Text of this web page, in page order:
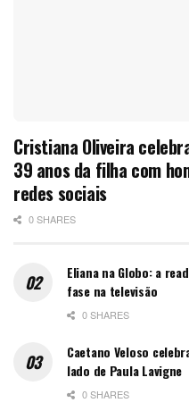
Cristiana Oliveira
39 anos da filha com
redes sociais
0 SHARES
Eliana na Globo: a
fase na televisão
0 SHARES
Caetano Veloso
lado de Paula Lavigne
0 SHARES